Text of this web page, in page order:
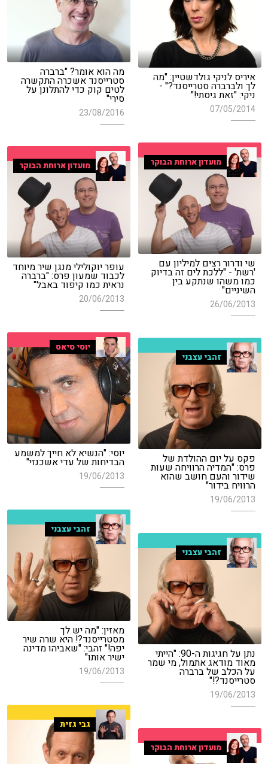
מה הוא אומר? "ברברה
סטרייסנד אשכרה התקשרה
לטים קוק כדי להתלונן על
סירי"
23/08/2016
איריס לניקי גולדשטיין: "מה
לך ולברברה סטרייסנד?" -
ניקי: "זאת גיסתי!"
07/05/2014
מועדון ארוחת הבוקר
שי ודרור רצים למיליון עם
'רשת' - "ללכת לים זה בדיוק
כמו משהו שנתקע בין
השיניים"
26/06/2013
מועדון ארוחת הבוקר
עופר יוקולילי מנגן שיר מיוחד
לכבוד שמעון פרס: "ברברה
נראית כמו קיפוד באבל"
20/06/2013
יוסי סיאס
יוסי: "הנשיא לא חייך למשמע
הבדיחות של עדי אשכנזי"
19/06/2013
זהבי עצבני
פקס על יום ההולדת של
פרס: "המדיה הרוויחה שעות
שידור והעם חושב שהוא
הרוויח בידור"
19/06/2013
זהבי עצבני
מאזין: "מה יש לך
מסטרייסנד?! היא שרה שיר
יפה!" זהבי: "שאביהו מדינה
ישיר אותו"
19/06/2013
זהבי עצבני
נתן על חגיגות ה-90: "הייתי
מאוד מודאג אתמול, מי שמר
על הכלב של ברברה
סטרייסנד?!"
19/06/2013
גבי גזית
מועדון ארוחת הבוקר